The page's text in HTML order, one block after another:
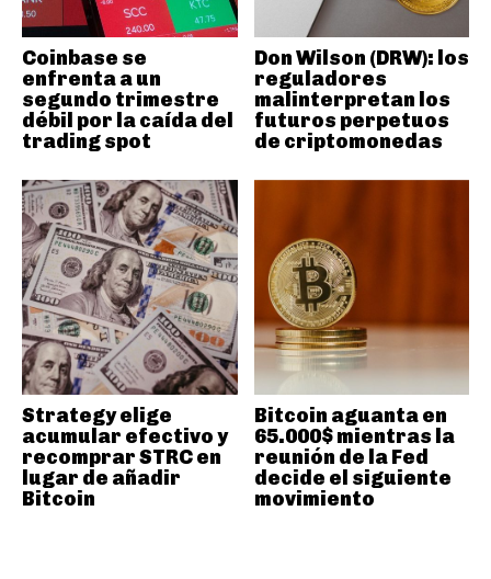
Coinbase se
enfrenta a un
segundo trimestre
débil por la caída del
trading spot
Don Wilson (DRW): los
reguladores
malinterpretan los
futuros perpetuos
de criptomonedas
Strategy elige
acumular efectivo y
recomprar STRC en
lugar de añadir
Bitcoin
Bitcoin aguanta en
65.000$ mientras la
reunión de la Fed
decide el siguiente
movimiento